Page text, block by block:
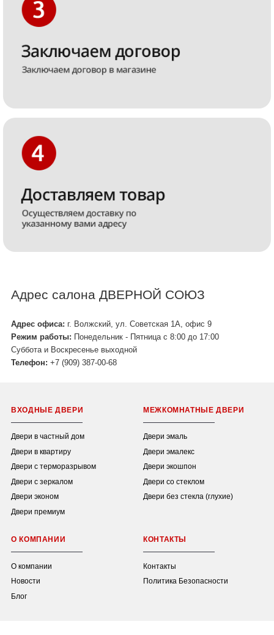
Адрес салона ДВЕРНОЙ СОЮЗ
Адрес офиса: г. Волжский, ул. Советская 1А, офис 9
Режим работы: Понедельник - Пятница с 8:00 до 17:00
Суббота и Воскресенье выходной
Телефон: +7 (909) 387-00-68
ВХОДНЫЕ ДВЕРИ
Двери в частный дом
Двери в квартиру
Двери с терморазрывом
Двери с зеркалом
Двери эконом
Двери премиум
МЕЖКОМНАТНЫЕ ДВЕРИ
Двери эмаль
Двери эмалекс
Двери экошпон
Двери со стеклом
Двери без стекла (глухие)
О КОМПАНИИ
О компании
Новости
Блог
КОНТАКТЫ
Контакты
Политика Безопасности